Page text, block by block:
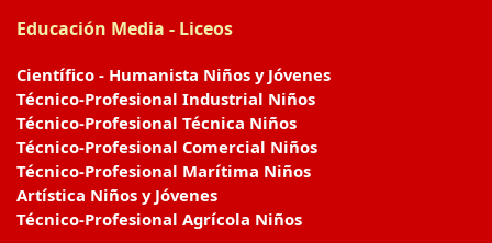
Educación Media - Liceos
Científico - Humanista Niños y Jóvenes
Técnico-Profesional Industrial Niños
Técnico-Profesional Técnica Niños
Técnico-Profesional Comercial Niños
Técnico-Profesional Marítima Niños
Artística Niños y Jóvenes
Técnico-Profesional Agrícola Niños